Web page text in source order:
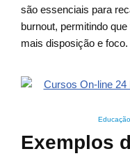
são essenciais para
burnout, permitindo
mais disposição e foco.
Exemplos